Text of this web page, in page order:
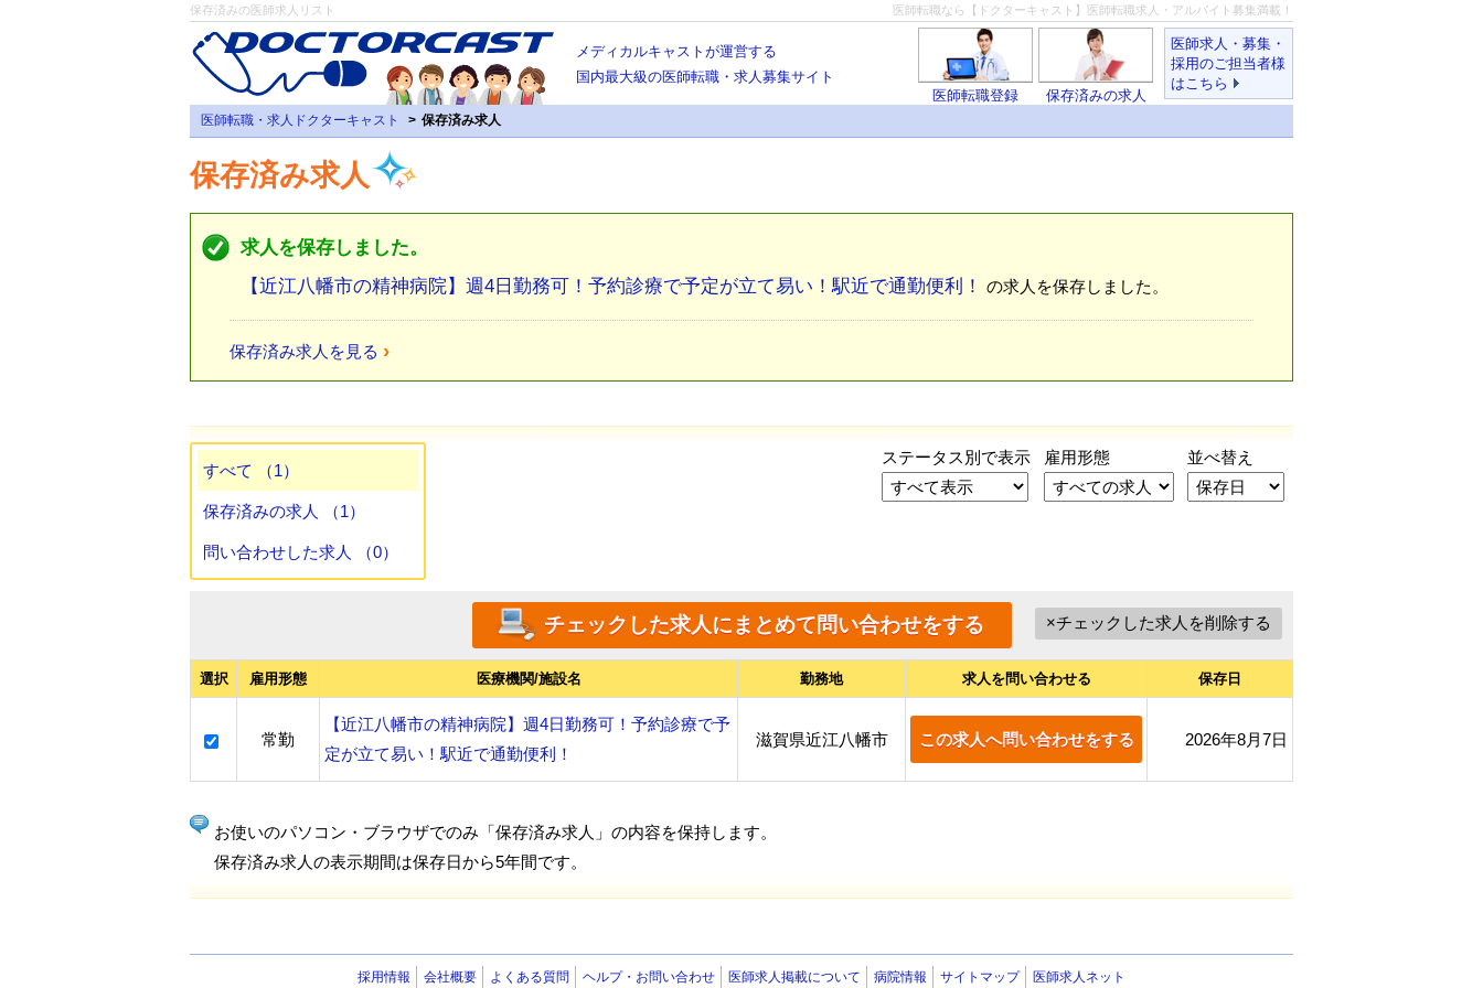
保存済みの医師求人リスト 医師転職なら【ドクターキャスト】医師転職求人・アルバイト募集満載！
メディカルキャストが運営する
国内最大級の医師転職・求人募集サイト
医師求人・募集・
採用のご担当者様
はこちら
保存済みの求人
医師転職登録
医師転職・求人ドクターキャスト 保存済み求人
保存済み求人
求人を保存しました。
【近江八幡市の精神病院】週4日勤務可！予約診療で予定が立て易い！駅近で通勤便利！ の求人を保存しました。
保存済み求人を見る ›
すべて （1）
保存済みの求人 （1）
問い合わせした求人 （0）
ステータス別で表示 雇用形態 並べ替え
選択 雇用形態 医療機関/施設名 勤務地 求人を問い合わせる 保存日
常勤
【近江八幡市の精神病院】週4日勤務可！予約診療で予
定が立て易い！駅近で通勤便利！
滋賀県近江八幡市 この求人へ問い合わせをする 2026年8月7日
お使いのパソコン・ブラウザでのみ「保存済み求人」の内容を保持します。
保存済み求人の表示期間は保存日から5年間です。
採用情報 会社概要 よくある質問 ヘルプ・お問い合わせ 医師求人掲載について 病院情報 サイトマップ 医師求人ネット